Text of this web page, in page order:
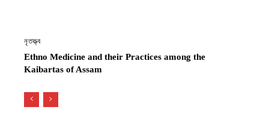
নৃতত্ত্ব
Ethno Medicine and their Practices among the
Kaibartas of Assam